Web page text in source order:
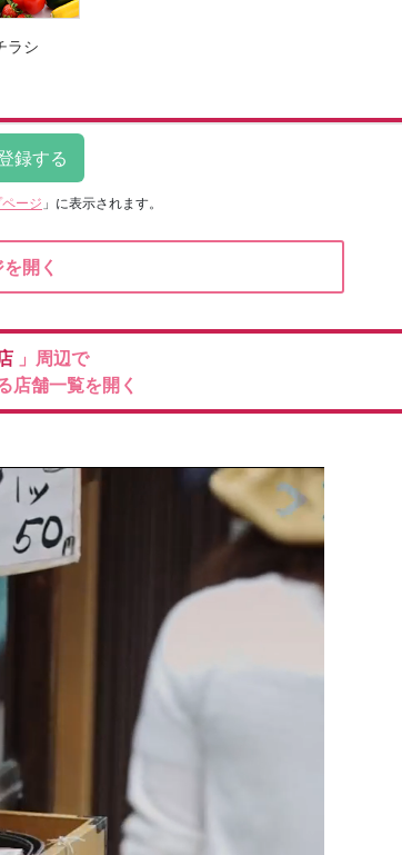
ラシ
ページ 」に表示されます。
開く
」周辺で
店舗一覧を開く